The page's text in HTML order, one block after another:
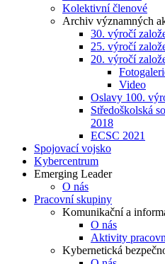
Kolektivní členové
Archiv významných
30. výročí
25. výročí
20. výročí
Video
Oslavy 100.
Středoškolská
2018
ECSC 2021
Spojovací vojsko
Kybercentrum
Emerging Leader
O nás
Pracovní skupiny
Komunikační a
O nás
Aktivity
Kybernetická